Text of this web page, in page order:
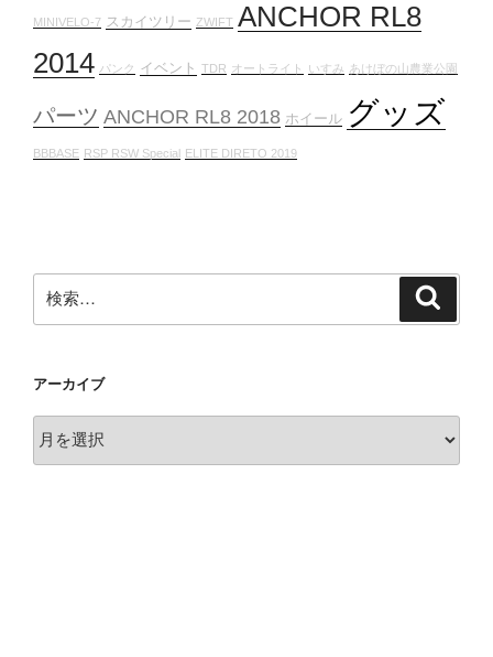
MINIVELO-7 スカイツリー ZWIFT ANCHOR RL8
2014 パンク イベント TDR オートライト いすみ あけぼの山農業公園
パーツ ANCHOR RL8 2018 ホイール グッズ
BBBASE RSP RSW Special ELITE DIRETO 2019
索:
アーカイブ
ー